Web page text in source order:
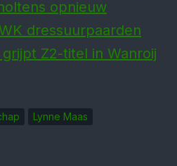
opnieuw
dressuurpaarden
Z2-titel in Wanroij
Lynne Maas